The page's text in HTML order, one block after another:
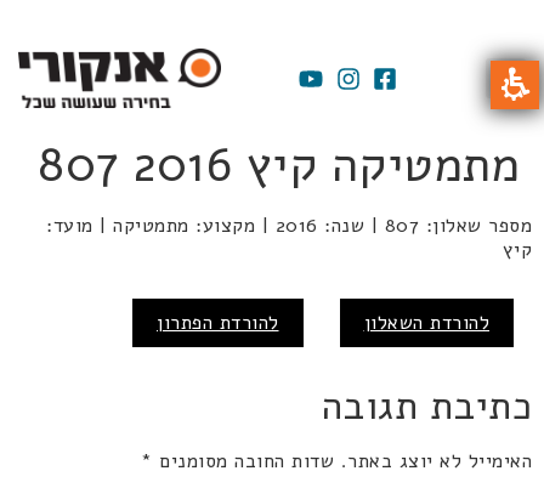
מתמטיקה קיץ 2016 807
מספר שאלון: 807 | שנה: 2016 | מקצוע: מתמטיקה | מועד:
קיץ
להורדת השאלון להורדת הפתרון
כתיבת תגובה
האימייל לא יוצג באתר. שדות החובה מסומנים *